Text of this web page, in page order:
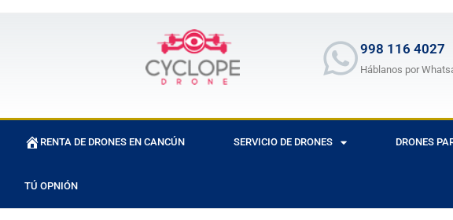
998 116 4027
Háblanos por
RENTA DE DRONES EN CANCÚN SERVICIO DE DRONES DRONES
TÚ OPNIÓN